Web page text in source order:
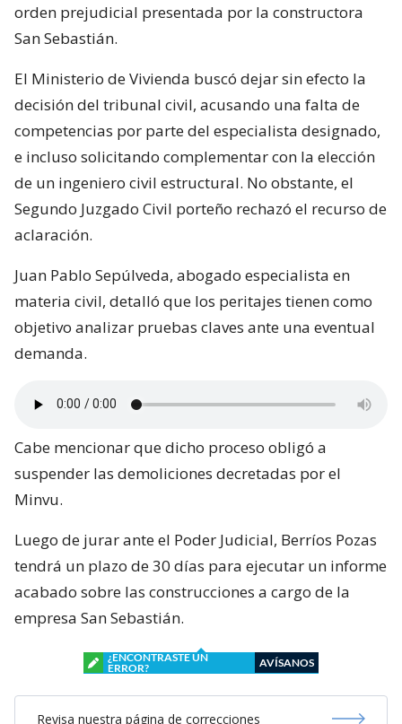
orden prejudicial presentada por la constructora
San Sebastián.
El Ministerio de Vivienda buscó dejar sin efecto la
decisión del tribunal civil, acusando una falta de
competencias por parte del especialista designado,
e incluso solicitando complementar con la elección
de un ingeniero civil estructural. No obstante, el
Segundo Juzgado Civil porteño rechazó el recurso de
aclaración.
Juan Pablo Sepúlveda, abogado especialista en
materia civil, detalló que los peritajes tienen como
objetivo analizar pruebas claves ante una eventual
demanda.
Cabe mencionar que dicho proceso obligó a
suspender las demoliciones decretadas por el
Minvu.
Luego de jurar ante el Poder Judicial, Berríos Pozas
tendrá un plazo de 30 días para ejecutar un informe
acabado sobre las construcciones a cargo de la
empresa San Sebastián.
¿ENCONTRASTE UN
ERROR?
AVÍSANOS
Revisa nuestra página de correcciones